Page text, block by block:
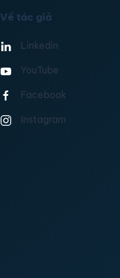
Về tác giả
Linkedin
YouTube
Facebook
Instagram